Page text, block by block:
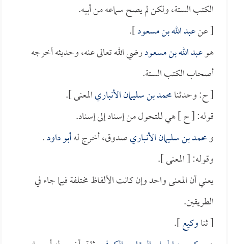
الكتب الستة، ولكن لم يصح سماعه من أبيه.
[ عنعبد الله بن مسعود].
هوعبد الله بن مسعودرضي الله تعالى عنه، وحديثه أخرجه
أصحاب الكتب الستة.
[ ح: وحدثنامحمد بن سليمان الأنباريالمعنى ].
قوله: [ ح ] هي للتحول من إسناد إلى إسناد.
ومحمد بن سليمان الأنباريصدوق، أخرج لهأبو داود.
وقوله: [ المعنى ].
يعني أن المعنى واحد وإن كانت الألفاظ مختلفة فيما جاء في
الطريقين.
[ ثناوكيع].